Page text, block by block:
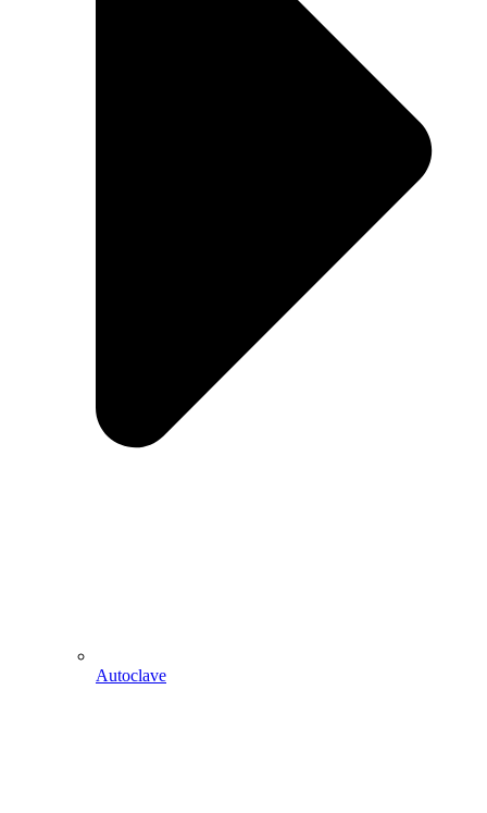
Autoclave